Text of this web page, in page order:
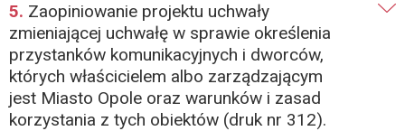
5. Zaopiniowanie projektu uchwały
zmieniającej uchwałę w sprawie określenia
przystanków komunikacyjnych i dworców,
których właścicielem albo zarządzającym
jest Miasto Opole oraz warunków i zasad
korzystania z tych obiektów (druk nr 312).